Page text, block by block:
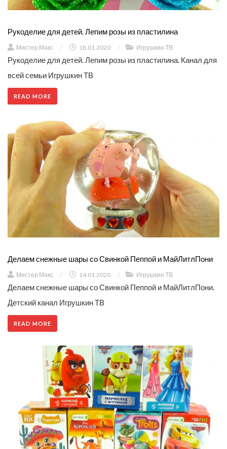
Рукоделие для детей. Лепим розы из пластилина
Мистер Макс / 18.01.2020 / Игрушкин ТВ
Рукоделие для детей. Лепим розы из пластилина. Канал для
всей семьи Игрушкин ТВ
READ MORE
Делаем снежные шары со Свинкой Пеппой и МайЛитлПони
Мистер Макс / 14.01.2020 / Игрушкин ТВ
Делаем снежные шары со Свинкой Пеппой и МайЛитлПони.
Детский канал Игрушкин ТВ
READ MORE